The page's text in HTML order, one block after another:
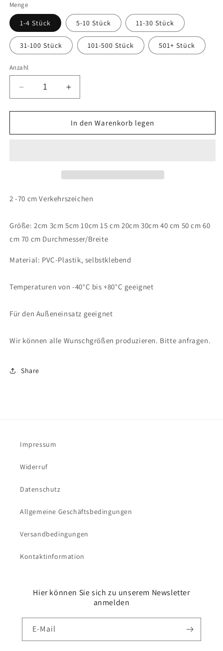
Menge
1-4 Stück 5-10 Stück 11-30 Stück
31-100 Stück 101-500 Stück 501+ Stück
Anzahl
Verringere
die
Menge
1
oder
70
cm
Verk-
Erhöhe
die
Menge
für
1
oder
70
cm
Verk-
In den Warenkorb legen
2 -70 cm Verkehrszeichen
Größe: 2cm 3cm 5cm 10cm 15 cm 20cm 30cm 40 cm 50 cm 60
cm 70 cm Durchmesser/Breite
Material: PVC-Plastik, selbstklebend
Temperaturen von -40°C bis +80°C geeignet
Für den Außeneinsatz geeignet
Wir können alle Wunschgrößen produzieren. Bitte anfragen.
Share
Impressum
Widerruf
Datenschutz
Allgemeine Geschäftsbedingungen
Versandbedingungen
Kontaktinformation
Hier können Sie sich zu unserem Newsletter
anmelden
E-Mail